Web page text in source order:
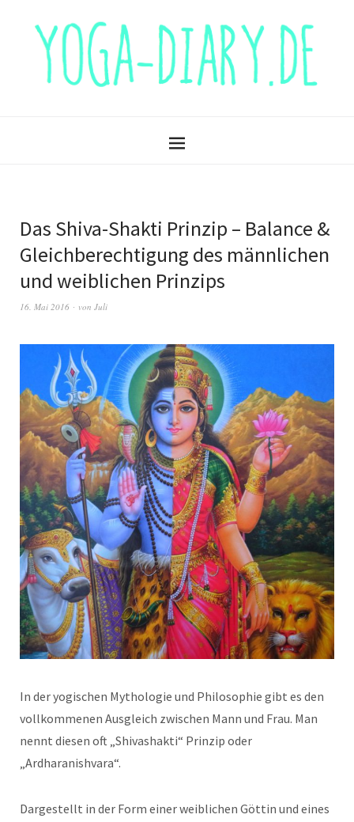
Das Shiva-Shakti Prinzip – Balance &
Gleichberechtigung des männlichen
und weiblichen Prinzips
16. Mai 2016 von Juli
In der yogischen Mythologie und Philosophie gibt es den
vollkommenen Ausgleich zwischen Mann und Frau. Man
nennt diesen oft „Shivashakti“ Prinzip oder
„Ardharanishvara“.
Dargestellt in der Form einer weiblichen Göttin und eines